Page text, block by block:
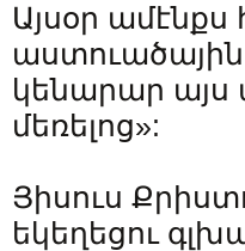
Այսօր ամէնքս
կենարար այս
մեռելոց»:
Յիսուս
եկեղեցու